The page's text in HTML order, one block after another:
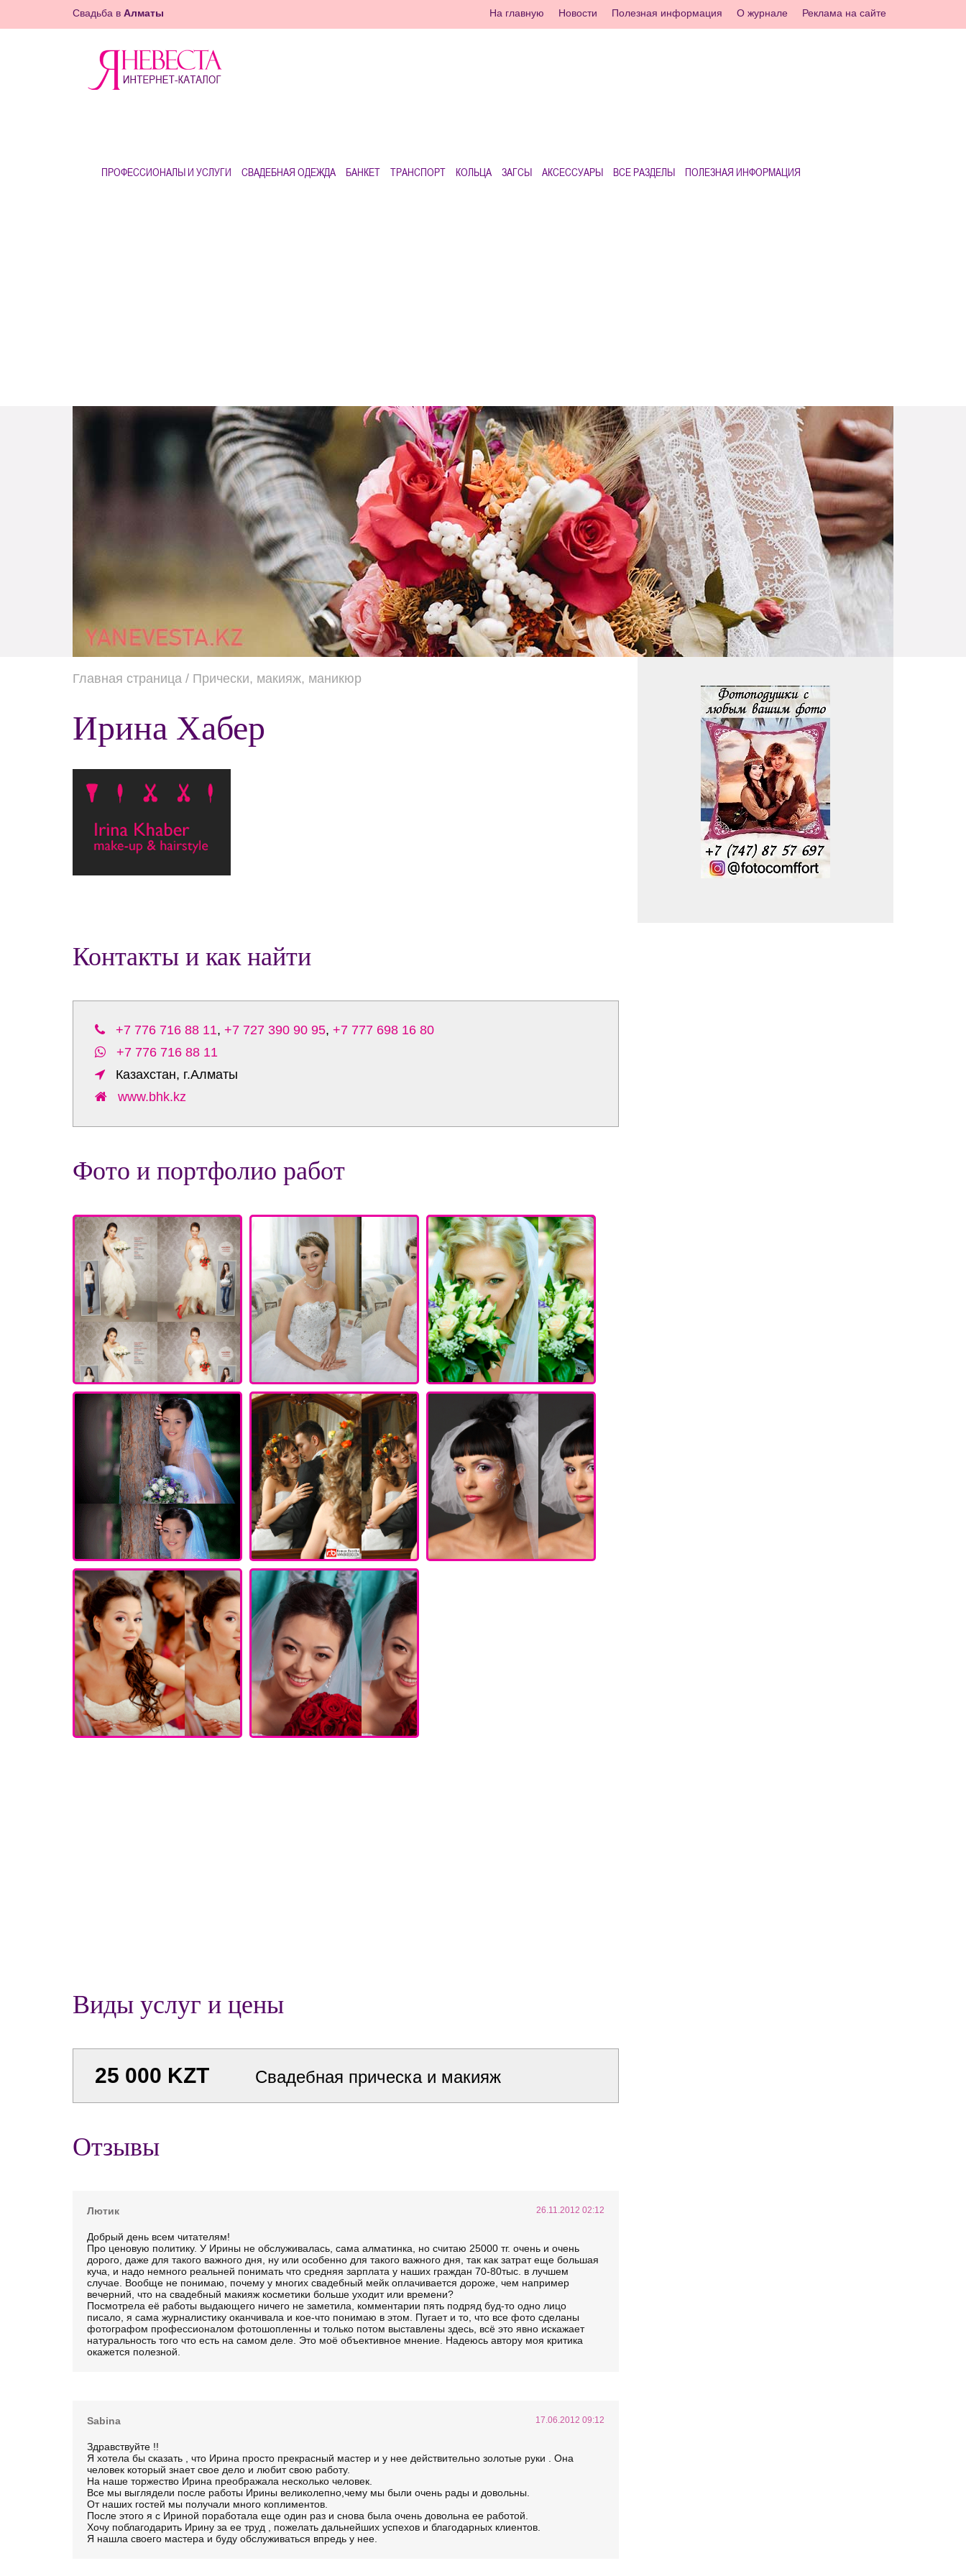
Свадьба в Алматы На главную Новости Полезная информация О журнале Реклама на сайте
ПРОФЕССИОНАЛЫ И УСЛУГИ СВАДЕБНАЯ ОДЕЖДА БАНКЕТ ТРАНСПОРТ КОЛЬЦА ЗАГСЫ АКСЕССУАРЫ ВСЕ РАЗДЕЛЫ ПОЛЕЗНАЯ ИНФОРМАЦИЯ
Главная страница / Прически, макияж, маникюр
Ирина Хабер
Контакты и как найти
+7 776 716 88 11, +7 727 390 90 95, +7 777 698 16 80
+7 776 716 88 11
Казахстан, г.Алматы
www.bhk.kz
Фото и портфолио работ
Виды услуг и цены
25 000 KZT Свадебная прическа и макияж
Отзывы
Лютик 26.11.2012 02:12
Добрый день всем читателям!
Про ценовую политику. У Ирины не обслуживалась, сама алматинка, но считаю 25000 тг. очень и очень
дорого, даже для такого важного дня, ну или особенно для такого важного дня, так как затрат еще большая
куча, и надо немного реальней понимать что средняя зарплата у наших граждан 70-80тыс. в лучшем
случае. Вообще не понимаю, почему у многих свадебный мейк оплачивается дороже, чем например
вечерний, что на свадебный макияж косметики больше уходит или времени?
Посмотрела её работы выдающего ничего не заметила, комментарии пять подряд буд-то одно лицо
писало, я сама журналистику оканчивала и кое-что понимаю в этом. Пугает и то, что все фото сделаны
фотографом профессионалом фотошопленны и только потом выставлены здесь, всё это явно искажает
натуральность того что есть на самом деле. Это моё объективное мнение. Надеюсь автору моя критика
окажется полезной.
Sabina 17.06.2012 09:12
Здравствуйте !!
Я хотела бы сказать , что Ирина просто прекрасный мастер и у нее действительно золотые руки . Она
человек который знает свое дело и любит свою работу.
На наше торжество Ирина преображала несколько человек.
Все мы выглядели после работы Ирины великолепно,чему мы были очень рады и довольны.
От наших гостей мы получали много коплиментов.
После этого я с Ириной поработала еще один раз и снова была очень довольна ее работой.
Хочу поблагодарить Ирину за ее труд , пожелать дальнейших успехов и благодарных клиентов.
Я нашла своего мастера и буду обслуживаться впредь у нее.